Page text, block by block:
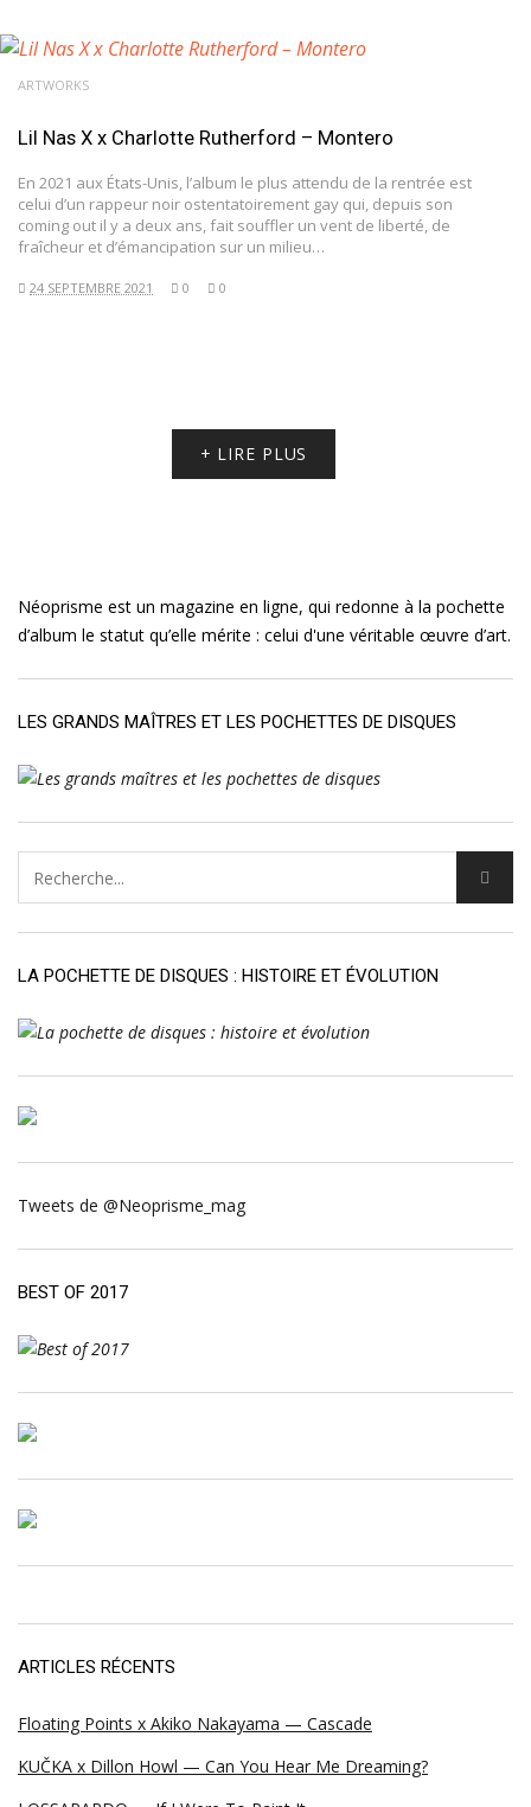
ARTWORKS
Lil Nas X x Charlotte Rutherford – Montero
En 2021 aux États-Unis, l’album le plus attendu de la rentrée est
celui d’un rappeur noir ostentatoirement gay qui, depuis son
coming out il y a deux ans, fait souffler un vent de liberté, de
fraîcheur et d’émancipation sur un milieu…
24 SEPTEMBRE 2021 0 0
+ LIRE PLUS
Néoprisme est un magazine en ligne, qui redonne à la pochette
d’album le statut qu’elle mérite : celui d'une véritable œuvre d’art.
LES GRANDS MAÎTRES ET LES POCHETTES DE DISQUES
LA POCHETTE DE DISQUES : HISTOIRE ET ÉVOLUTION
Tweets de @Neoprisme_mag
BEST OF 2017
ARTICLES RÉCENTS
Floating Points x Akiko Nakayama — Cascade
KUČKA x Dillon Howl — Can You Hear Me Dreaming?